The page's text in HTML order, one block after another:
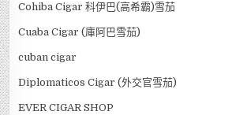
Cohiba Cigar 科伊巴(高希霸)雪茄
Cuaba Cigar (庫阿巴雪茄)
cuban cigar
Diplomaticos Cigar (外交官雪茄)
EVER CIGAR SHOP